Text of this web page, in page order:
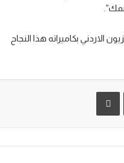
الاردني بكاميراته هذا النجاح
طباعة